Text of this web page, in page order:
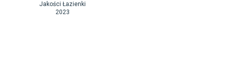
Jakości Łazienki
2023